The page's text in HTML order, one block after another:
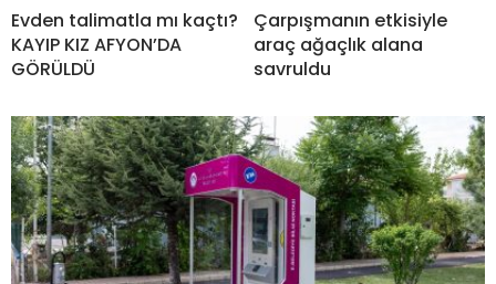
Evden talimatla mı kaçtı?
KAYIP KIZ AFYON’DA
GÖRÜLDÜ
Çarpışmanın etkisiyle
araç ağaçlık alana
savruldu